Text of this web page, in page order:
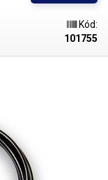
to jak pomocí zdířek,
(kostra).
lze je ovládat
ovládat). Součástí
které lze
přepínání mezi
se zobrazuje na
displejů, každý se
zobrazena na
Kód:
101755